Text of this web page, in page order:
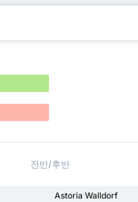
전반/후반
Astoria Walldorf